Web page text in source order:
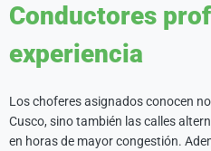
Conductores
experiencia
Los choferes asignados conocen
Cusco, sino también las calles
en horas de mayor congestión.